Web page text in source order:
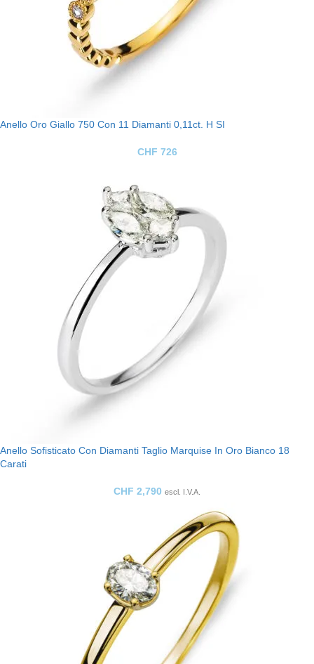
Anello Oro Giallo 750 Con 11 Diamanti 0,11ct. H SI
CHF 726
Anello Sofisticato Con Diamanti Taglio Marquise In Oro Bianco 18
Carati
CHF 2,790 escl. I.V.A.